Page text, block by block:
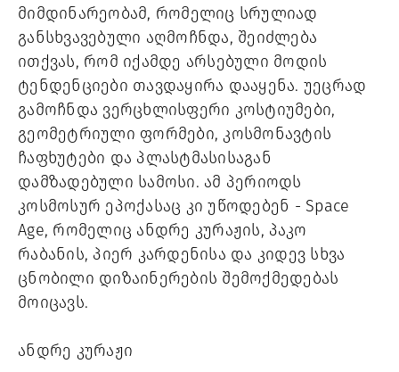
STUDIO
მიმდინარეობამ, რომელიც სრულიად
განსხვავებული აღმოჩნდა, შეიძლება
ითქვას, რომ იქამდე არსებული მოდის
ტენდენციები თავდაყირა დააყენა. უეცრად
გამოჩნდა ვერცხლისფერი კოსტიუმები,
გეომეტრიული ფორმები, კოსმონავტის
ჩაფხუტები და პლასტმასისაგან
დამზადებული სამოსი. ამ პერიოდს
კოსმოსურ ეპოქასაც კი უწოდებენ - Space
Age, რომელიც ანდრე კურაჟის, პაკო
რაბანის, პიერ კარდენისა და კიდევ სხვა
ცნობილი დიზაინერების შემოქმედებას
მოიცავს.
ანდრე კურაჟი